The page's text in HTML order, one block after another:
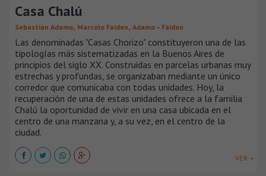
Casa Chalú
Sebastián Adamo, Marcelo Faiden, Adamo – Faiden
Las denominadas "Casas Chorizo" constituyeron una de las
tipologías más sistematizadas en la Buenos Aires de
principios del siglo XX. Construidas en parcelas urbanas muy
estrechas y profundas, se organizaban mediante un único
corredor que comunicaba con todas unidades. Hoy, la
recuperación de una de estas unidades ofrece a la familia
Chalú la oportunidad de vivir en una casa ubicada en el
centro de una manzana y, a su vez, en el centro de la
ciudad.
VER +